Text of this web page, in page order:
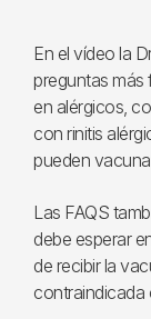
En el vídeo la
preguntas más
en alérgicos,
con rinitis
pueden
Las FAQS
debe esperar
de recibir la
contraindicada